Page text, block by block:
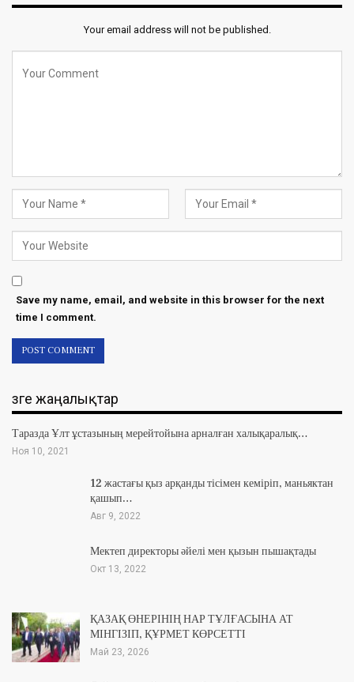
Your email address will not be published.
Save my name, email, and website in this browser for the next
time I comment.
Өзге жаңалықтар
Таразда Ұлт ұстазының мерейтойына арналған халықаралық…
Ноя 10, 2021
12 жастағы қыз арқанды тісімен кеміріп, маньяктан
қашып…
Авг 9, 2022
Мектеп директоры әйелі мен қызын пышақтады
Окт 13, 2022
ҚАЗАҚ ӨНЕРІНІҢ НАР ТҰЛҒАСЫНА АТ
МІНГІЗІП, ҚҰРМЕТ КӨРСЕТТІ
Май 23, 2026